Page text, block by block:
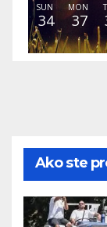
SUN
34
MON
37
Ako ste